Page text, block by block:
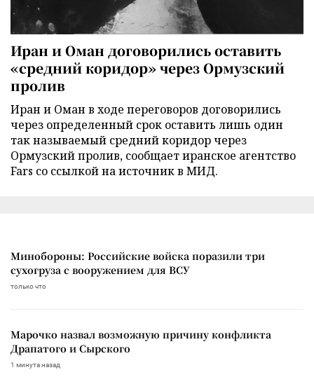
Иран и Оман договорились оставить
«средний коридор» через Ормузский
пролив
Иран и Оман в ходе переговоров договорились
через определенный срок оставить лишь один
так называемый средний коридор через
Ормузский пролив, сообщает иранское агентство
Fars со ссылкой на источник в МИД.
Минобороны: Российские войска поразили три
сухогруза с вооружением для ВСУ
только что
Марочко назвал возможную причину конфликта
Драпатого и Сырского
1 минута назад